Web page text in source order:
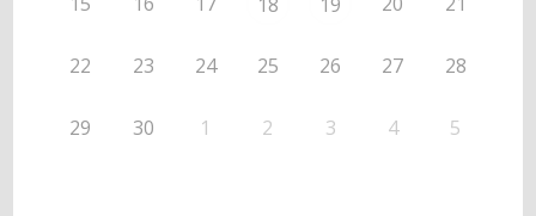
22 23 24 25 26 27 28
29 30 1 2 3 4 5